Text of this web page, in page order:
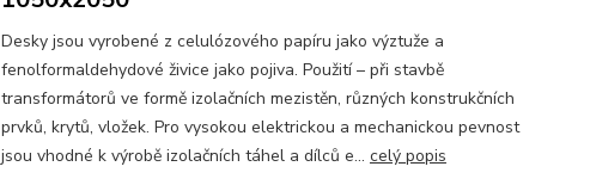
Desky jsou vyrobené z celulózového papíru jako výztuže a
fenolformaldehydové živice jako pojiva. Použití – při stavbě
transformátorů ve formě izolačních mezistěn, různých konstrukčních
prvků, krytů, vložek. Pro vysokou elektrickou a mechanickou pevnost
jsou vhodné k výrobě izolačních táhel a dílců e... celý popis